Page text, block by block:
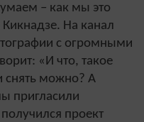
– как мы это
На канал
с огромными
«И что, такое
снять можно? А
пригласили
проект